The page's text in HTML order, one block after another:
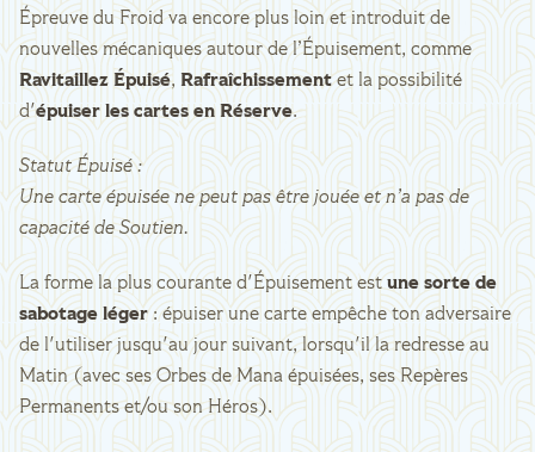
Épreuve du Froid va encore plus loin et introduit de
nouvelles mécaniques autour de l’Épuisement, comme
Ravitaillez Épuisé, Rafraîchissementet la possibilité
d'épuiser les cartes en Réserve.
Statut Épuisé :
Une carte épuisée ne peut pas être jouée et n’a pas de
capacité de Soutien.
La forme la plus courante d'Épuisement estune sorte de
sabotage léger: épuiser une carte empêche ton adversaire
de l'utiliser jusqu'au jour suivant, lorsqu'il la redresse au
Matin (avec ses Orbes de Mana épuisées, ses Repères
Permanents et/ou son Héros).